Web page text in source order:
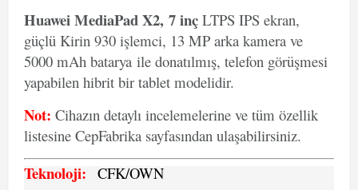
Huawei MediaPad X2, 7 inç LTPS IPS ekran,
güçlü Kirin 930 işlemci, 13 MP arka kamera ve
5000 mAh batarya ile donatılmış, telefon görüşmesi
yapabilen hibrit bir tablet modelidir.
Not: Cihazın detaylı incelemelerine ve tüm özellik
listesine CepFabrika sayfasından ulaşabilirsiniz.
Teknoloji: CFK/OWN